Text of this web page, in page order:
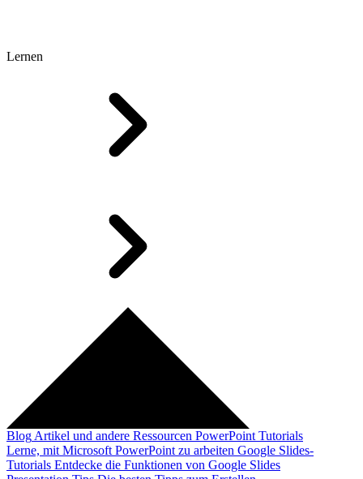
Lernen
Blog Artikel und andere Ressourcen PowerPoint Tutorials
Lerne, mit Microsoft PowerPoint zu arbeiten Google Slides-
Tutorials Entdecke die Funktionen von Google Slides